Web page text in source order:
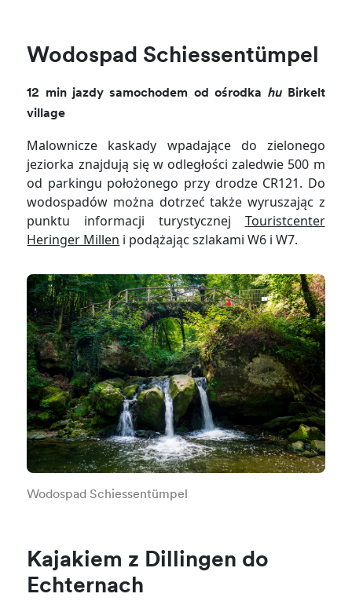
Wodospad Schiessentümpel
12 min jazdy samochodem od ośrodka huBirkelt
village
Malownicze kaskady wpadające do zielonego
jeziorka znajdują się w odległości zaledwie 500 m
od parkingu położonego przy drodze CR121. Do
wodospadów można dotrzeć także wyruszając z
punktu informacji turystycznej Touristcenter
Heringer Millen i podążając szlakami W6 i W7.
Wodospad Schiessentümpel
Kajakiem z Dillingen do
Echternach